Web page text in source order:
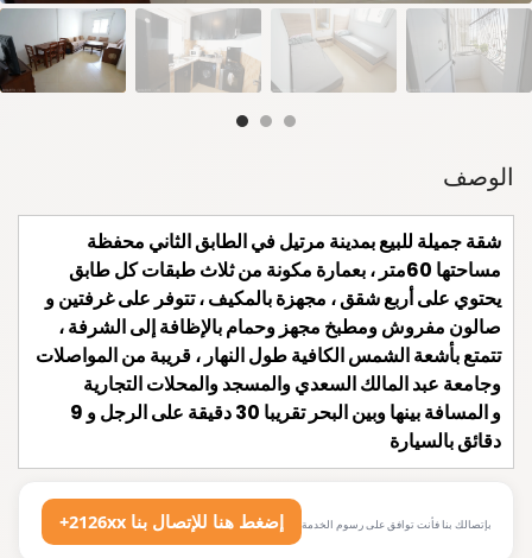
الوصف
شقة جميلة للبيع بمدينة مرتيل في الطابق الثاني محفظة
مساحتها 60متر ، بعمارة مكونة من ثلاث طبقات كل طابق
يحتوي على أربع شقق ، مجهزة بالمكيف ، تتوفر على غرفتين و
صالون مفروش ومطبخ مجهز وحمام بالإظافة إلى الشرفة ،
تتمتع بأشعة الشمس الكافية طول النهار ، قريبة من المواصلات
وجامعة عبد المالك السعدي والمسجد والمحلات التجارية
و المسافة بينها وبين البحر تقريبا 30 دقيقة على الرجل و 9
دقائق بالسيارة
+2126xx إضغط هنا للإتصال بنا بإتصالك بنا فأنت توافق على رسوم الخدمة